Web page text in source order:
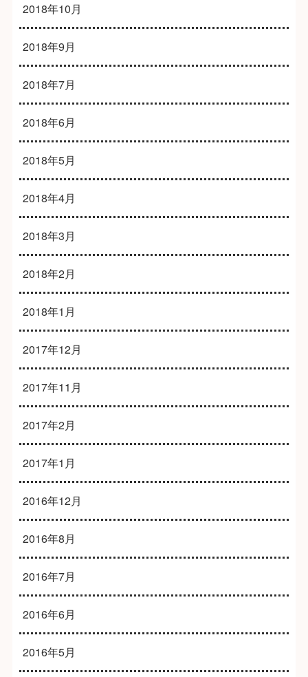
2018年10月
2018年9月
2018年7月
2018年6月
2018年5月
2018年4月
2018年3月
2018年2月
2018年1月
2017年12月
2017年11月
2017年2月
2017年1月
2016年12月
2016年8月
2016年7月
2016年6月
2016年5月